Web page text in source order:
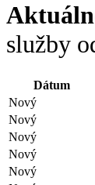
služby
Dátum
Nový
Nový
Nový
Nový
Nový